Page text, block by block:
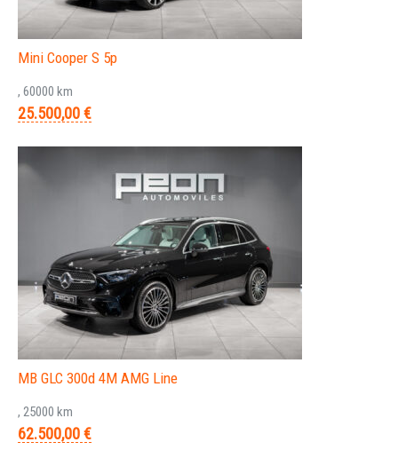
Mini Cooper S 5p
, 60000 km
25.500,00 €
MB GLC 300d 4M AMG Line
, 25000 km
62.500,00 €